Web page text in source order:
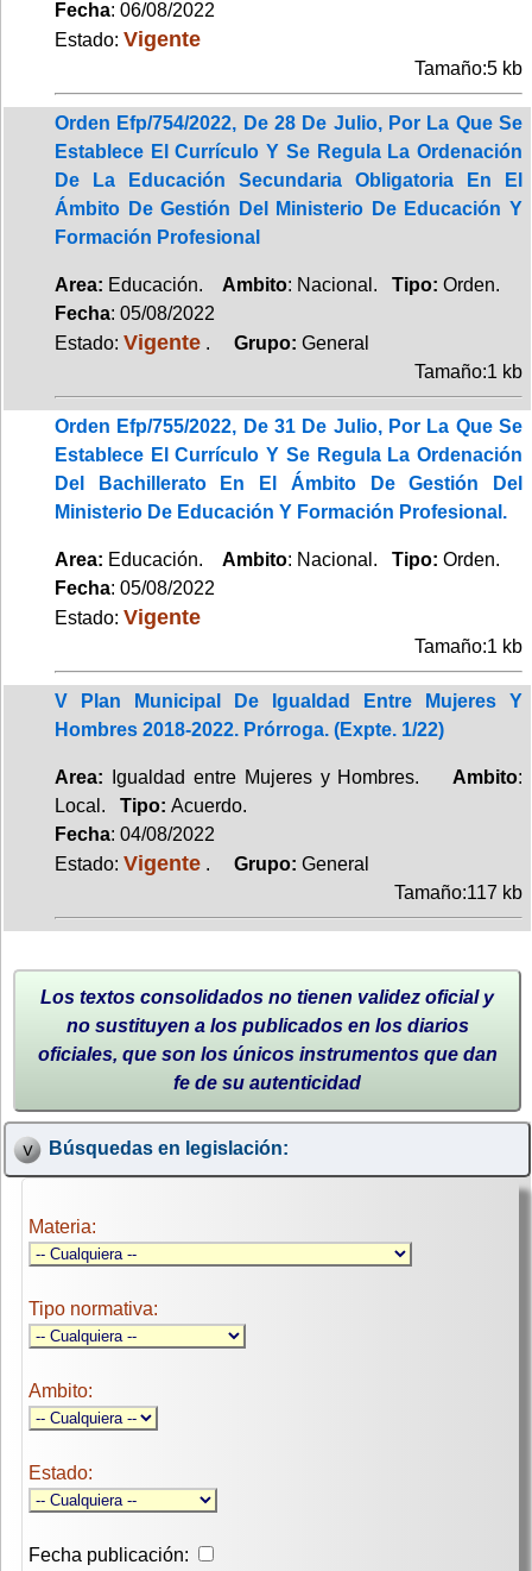
Fecha: 06/08/2022
Estado: Vigente
Tamaño:5 kb
Orden Efp/754/2022, De 28 De Julio, Por La Que Se
Establece El Currículo Y Se Regula La Ordenación
De La Educación Secundaria Obligatoria En El
Ámbito De Gestión Del Ministerio De Educación Y
Formación Profesional
Area: Educación. Ambito: Nacional. Tipo: Orden.
Fecha: 05/08/2022
Estado: Vigente . Grupo: General
Tamaño:1 kb
Orden Efp/755/2022, De 31 De Julio, Por La Que Se
Establece El Currículo Y Se Regula La Ordenación
Del Bachillerato En El Ámbito De Gestión Del
Ministerio De Educación Y Formación Profesional.
Area: Educación. Ambito: Nacional. Tipo: Orden.
Fecha: 05/08/2022
Estado: Vigente
Tamaño:1 kb
V Plan Municipal De Igualdad Entre Mujeres Y
Hombres 2018-2022. Prórroga. (Expte. 1/22)
Area: Igualdad entre Mujeres y Hombres. Ambito:
Local. Tipo: Acuerdo.
Fecha: 04/08/2022
Estado: Vigente . Grupo: General
Tamaño:117 kb
Los textos consolidados no tienen validez oficial y
no sustituyen a los publicados en los diarios
oficiales, que son los únicos instrumentos que dan
fe de su autenticidad
Búsquedas en legislación:
Materia:
Tipo normativa:
Ambito:
Estado:
Fecha publicación: